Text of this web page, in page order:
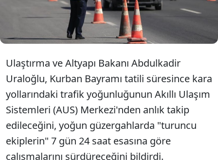
kritik noktalarda ekiplerin 7/24 teyakkuzda
olacağını açıkladı.
Ulaştırma ve Altyapı Bakanı Abdulkadir
Uraloğlu, Kurban Bayramı tatili süresince kara
yollarındaki trafik yoğunluğunun Akıllı Ulaşım
Sistemleri (AUS) Merkezi'nden anlık takip
edileceğini, yoğun güzergahlarda "turuncu
ekiplerin" 7 gün 24 saat esasına göre
çalışmalarını sürdüreceğini bildirdi.